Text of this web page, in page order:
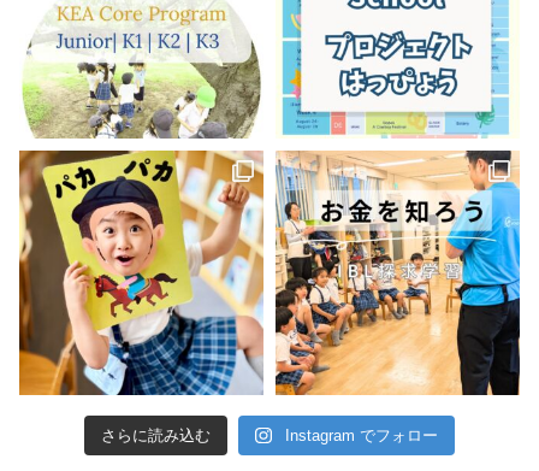
さらに読み込む Instagram でフォロー